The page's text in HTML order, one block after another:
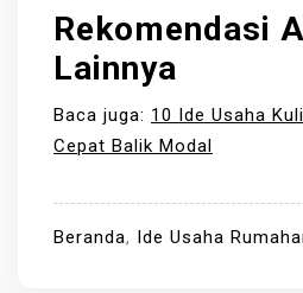
Rekomendasi
Lainnya
Baca juga: 10 Ide Usaha
Cepat Balik Modal
Beranda, Ide Usaha